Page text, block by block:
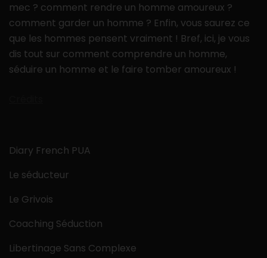
mec ? comment rendre un homme amoureux ?
comment garder un homme ? Enfin, vous saurez ce
que les hommes pensent vraiment ! Bref, ici, je vous
dis tout sur comment comprendre un homme,
séduire un homme et le faire tomber amoureux !
Diary French PUA
Le séducteur
Le Grivois
Coaching Séduction
Libertinage Sans Complexe